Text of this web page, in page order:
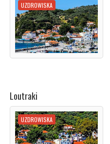
UZDROWISKA
Loutraki
UZDROWISKA